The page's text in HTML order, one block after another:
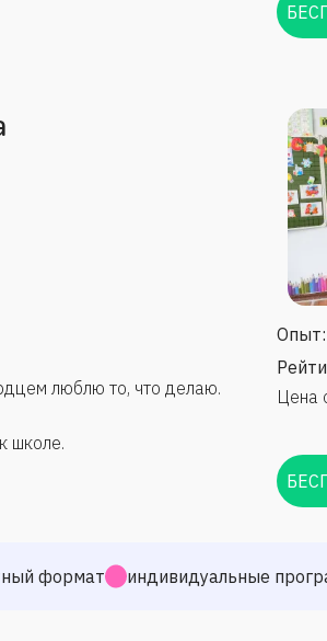
люблю то, что делаю.
школе.
Опыт:
Цена
формат индивидуальные